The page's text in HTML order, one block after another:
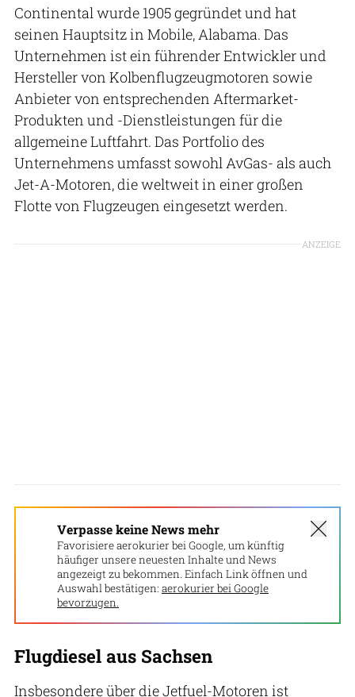
Continental wurde 1905 gegründet und hat
seinen Hauptsitz in Mobile, Alabama. Das
Unternehmen ist ein führender Entwickler und
Hersteller von Kolbenflugzeugmotoren sowie
Anbieter von entsprechenden Aftermarket-
Produkten und -Dienstleistungen für die
allgemeine Luftfahrt. Das Portfolio des
Unternehmens umfasst sowohl AvGas- als auch
Jet-A-Motoren, die weltweit in einer großen
Flotte von Flugzeugen eingesetzt werden.
ANZEIGE
Verpasse keine News mehr
Favorisiere aerokurier bei Google, um künftig
häufiger unsere neuesten Inhalte und News
angezeigt zu bekommen. Einfach Link öffnen und
Auswahl bestätigen: aerokurier bei Google
bevorzugen.
Flugdiesel aus Sachsen
Insbesondere über die Jetfuel-Motoren ist